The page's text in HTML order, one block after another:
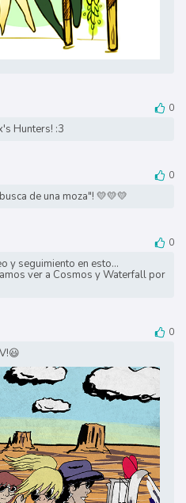
0
Hunters! :3
0
de una moza"! 💛💛💛
0
y seguimiento en esto...
ver a Cosmos y Waterfall por
0